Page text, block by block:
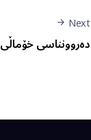
Next
دەروونناسی خۆماڵی